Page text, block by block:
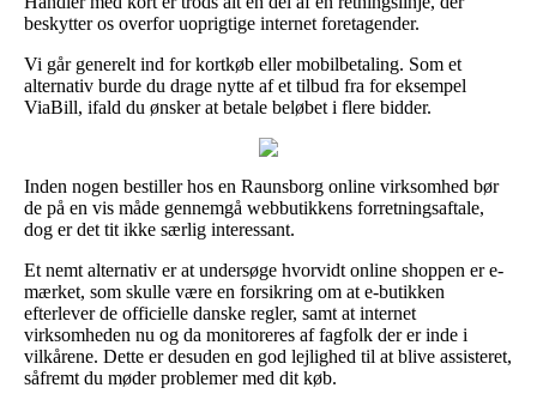
beskytter os overfor uoprigtige internet foretagender.
Vi går generelt ind for kortkøb eller mobilbetaling. Som et
alternativ burde du drage nytte af et tilbud fra for eksempel
ViaBill, ifald du ønsker at betale beløbet i flere bidder.
Inden nogen bestiller hos en Raunsborg online virksomhed bør
de på en vis måde gennemgå webbutikkens forretningsaftale,
dog er det tit ikke særlig interessant.
Et nemt alternativ er at undersøge hvorvidt online shoppen er e-
mærket, som skulle være en forsikring om at e-butikken
efterlever de officielle danske regler, samt at internet
virksomheden nu og da monitoreres af fagfolk der er inde i
vilkårene. Dette er desuden en god lejlighed til at blive assisteret,
såfremt du møder problemer med dit køb.